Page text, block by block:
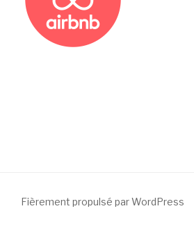
Fièrement propulsé par WordPress